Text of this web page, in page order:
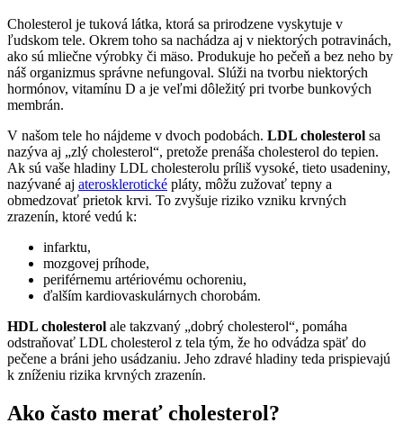
Cholesterol je tuková látka, ktorá sa prirodzene vyskytuje v
ľudskom tele. Okrem toho sa nachádza aj v niektorých potravinách,
ako sú mliečne výrobky či mäso. Produkuje ho pečeň a bez neho by
náš organizmus správne nefungoval. Slúži na tvorbu niektorých
hormónov, vitamínu D a je veľmi dôležitý pri tvorbe bunkových
membrán.
V našom tele ho nájdeme v dvoch podobách. LDL cholesterol sa
nazýva aj „zlý cholesterol“, pretože prenáša cholesterol do tepien.
Ak sú vaše hladiny LDL cholesterolu príliš vysoké, tieto usadeniny,
nazývané aj aterosklerotické pláty, môžu zužovať tepny a
obmedzovať prietok krvi. To zvyšuje riziko vzniku krvných
zrazenín, ktoré vedú k:
infarktu,
mozgovej príhode,
periférnemu artériovému ochoreniu,
ďalším kardiovaskulárnych chorobám.
HDL cholesterol ale takzvaný „dobrý cholesterol“, pomáha
odstraňovať LDL cholesterol z tela tým, že ho odvádza späť do
pečene a bráni jeho usádzaniu. Jeho zdravé hladiny teda prispievajú
k zníženiu rizika krvných zrazenín.
Ako často merať cholesterol?